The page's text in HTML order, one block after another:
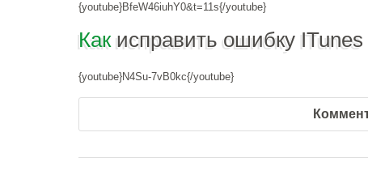
{youtube}BfeW46iuhY0&t=11s{/youtube}
Какисправить ошибку
{youtube}N4Su-7vB0kc{/youtube}